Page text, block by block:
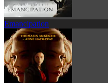
Emancipation